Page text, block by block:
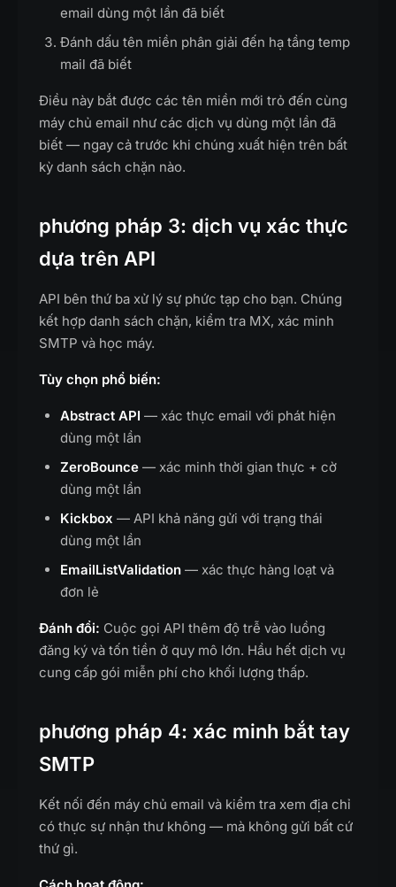
email dùng một lần đã biết
Đánh dấu tên miền phân giải đến hạ tầng temp
mail đã biết
Điều này bắt được các tên miền mới trỏ đến cùng
máy chủ email như các dịch vụ dùng một lần đã
biết — ngay cả trước khi chúng xuất hiện trên bất
kỳ danh sách chặn nào.
phương pháp 3: dịch vụ xác thực
dựa trên API
API bên thứ ba xử lý sự phức tạp cho bạn. Chúng
kết hợp danh sách chặn, kiểm tra MX, xác minh
SMTP và học máy.
Tùy chọn phổ biến:
Abstract API — xác thực email với phát hiện
dùng một lần
ZeroBounce — xác minh thời gian thực + cờ
dùng một lần
Kickbox — API khả năng gửi với trạng thái
dùng một lần
EmailListValidation — xác thực hàng loạt và
đơn lẻ
Đánh đổi: Cuộc gọi API thêm độ trễ vào luồng
đăng ký và tốn tiền ở quy mô lớn. Hầu hết dịch vụ
cung cấp gói miễn phí cho khối lượng thấp.
phương pháp 4: xác minh bắt tay
SMTP
Kết nối đến máy chủ email và kiểm tra xem địa chỉ
có thực sự nhận thư không — mà không gửi bất cứ
thứ gì.